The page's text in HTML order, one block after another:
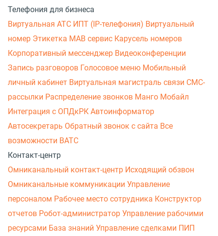
Телефония для бизнеса
Виртуальная АТС ИПТ (IP-телефония) Виртуальный
номер Этикетка МАВ сервис Карусель номеров
Корпоративный мессенджер Видеоконференции
Запись разговоров Голосовое меню Мобильный
личный кабинет Виртуальная магистраль связи СМС-
рассылки Распределение звонков Манго Мобайл
Интеграция с ОПДкРК Автоинформатор
Автосекретарь Обратный звонок с сайта Все
возможности ВАТС
Контакт-центр
Омниканальный контакт-центр Исходящий обзвон
Омниканальные коммуникации Управление
персоналом Рабочее место сотрудника Конструктор
отчетов Робот-администратор Управление рабочими
ресурсами База знаний Управление сделками ПИП